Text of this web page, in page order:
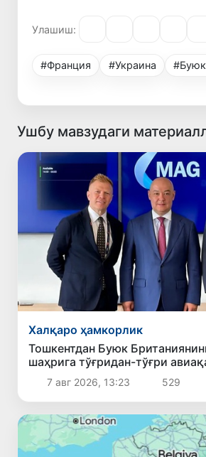
Улашиш:
#Франция #Украина
Ушбу мавзудаги
Халқаро ҳамкорлик
Тошкентдан Буюк
шаҳрига тўғридан-тўғри
йўлга қўйиш масаласи кўриб
7 авг 2026, 13:23 529